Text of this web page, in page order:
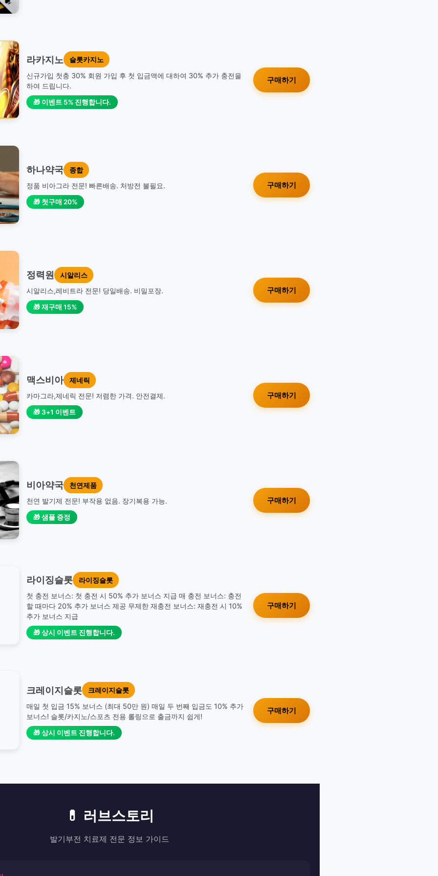
라카지노
슬롯카지노
신규가입 첫충 30% 회원 가입 후 첫 입금액에 대하여 30% 추가 충전을
하여 드립니다.
🎁 이벤트 5% 진행합니다.
구매하기
하나약국
종합
정품 비아그라 전문! 빠른배송. 처방전 불필요.
🎁 첫구매 20%
구매하기
정력원
시알리스
시알리스,레비트라 전문! 당일배송. 비밀포장.
🎁 재구매 15%
구매하기
맥스비아
제네릭
카마그라,제네릭 전문! 저렴한 가격. 안전결제.
🎁 3+1 이벤트
구매하기
비아약국
천연제품
천연 발기제 전문! 부작용 없음. 장기복용 가능.
🎁 샘플 증정
구매하기
라이징슬롯
라이징슬롯
첫 충전 보너스: 첫 충전 시 50% 추가 보너스 지급 매 충전 보너스: 충전
할 때마다 20% 추가 보너스 제공 무제한 재충전 보너스: 재충전 시 10%
추가 보너스 지급
🎁 상시 이벤트 진행합니다.
구매하기
크레이지슬롯
크레이지슬롯
매일 첫 입금 15% 보너스 (최대 50만 원) 매일 두 번째 입금도 10% 추가
보너스! 슬롯/카지노/스포츠 전용 롤링으로 출금까지 쉽게!
🎁 상시 이벤트 진행합니다.
구매하기
💊 러브스토리
발기부전 치료제 전문 정보 가이드